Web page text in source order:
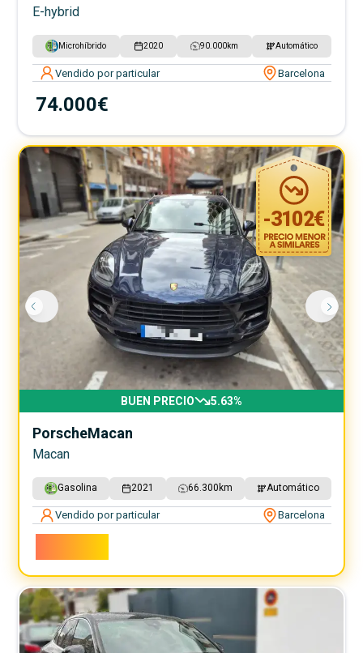
E-hybrid
Microhíbrido 2020 90.000km Automático
Vendido por particular Barcelona
74.000€
-3102€
BUEN PRECIO 5.63%
PorscheMacan
Macan
Gasolina 2021 66.300 km Automático
Vendido por particular Barcelona